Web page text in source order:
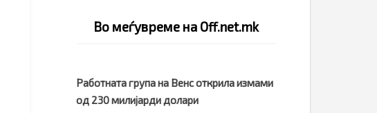
Во меѓувреме на Off.net.mk
Работната група на Венс открила измами
од 230 милијарди долари